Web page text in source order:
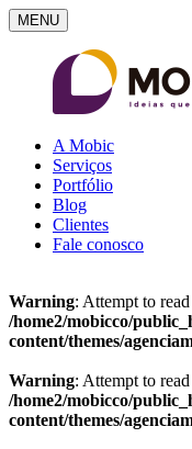
MENU
A Mobic
Serviços
Portfólio
Blog
Clientes
Fale conosco
Warning: Attempt to
/home2/mobicco/
content/themes/
Warning: Attempt to
/home2/mobicco/
content/themes/